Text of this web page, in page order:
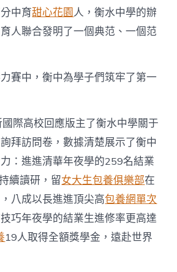
中育甜心花園人，衡水中學的辦
人聯合發明了一個典范、一個范
賽中，衡中為學子們筑牢了第一
際高校回應版主了衡水中學關于
拜訪問卷，數據清楚展示了衡中
：進進清華年夜學的259名結業
續讀研，留女大生包養俱樂部在
八成以長進進頂尖高包養網單次
巧年夜學的結業生進修率更高達
19人取得全額獎學金，遠赴世界